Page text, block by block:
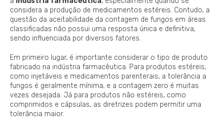
considera a produção de medicamentos estéreis. Contudo, a
questão da aceitabilidade da contagem de fungos em áreas
classificadas não possui uma resposta única e definitiva,
sendo influenciada por diversos fatores.
Em primeiro lugar, é importante considerar o tipo de produto
fabricado na indústria farmacêutica. Para produtos estéreis,
como injetáveis e medicamentos parenterais, a tolerância a
fungos é geralmente mínima, e a contagem zero é muitas
vezes desejada. Já para produtos não estéreis, como
comprimidos e cápsulas, as diretrizes podem permitir uma
tolerância maior.